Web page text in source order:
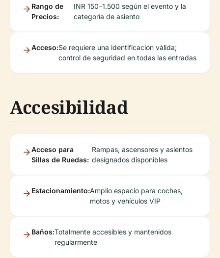
Rango de
Precios:
INR 150–1.500 según el evento y la
categoría de asiento
Acceso:Se requiere una identificación válida;
control de seguridad en todas las entradas
Accesibilidad
Acceso para
Sillas de Ruedas:
Rampas, ascensores y asientos
designados disponibles
Estacionamiento:Amplio espacio para coches,
motos y vehículos VIP
Baños:Totalmente accesibles y mantenidos
regularmente